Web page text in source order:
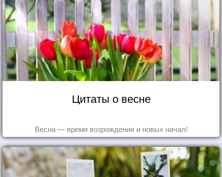
Цитаты о весне
Весна — время возрождения и новых начал!